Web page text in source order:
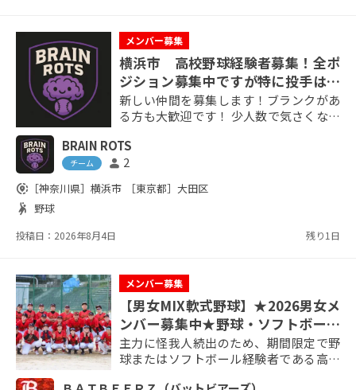
メンバー募集
横浜市 高校野球経験者募集！全ポ
ジション募集中ですが特に投手は大
歓迎です！
新しい仲間を募集します！ブランクがあ
る方も大歓迎です！ 少人数で気さくな人
馴染めます！ 現在は19歳～30歳が所属し
ています！ 【募集条件】 高校野球以上の
経験者 年齢：10〜30代くらいまで 学生の
方やお友達と一緒でも大歓迎です 【活動
県内 大田区（多摩川緑地野球場など）
BRAIN ROTS
チーム person 2
share_location ［神奈川県］ 横浜市 ［東京都］ 大田区
sports_handball 野球
投稿日：2026年8月4日 残り1日
メンバー募集
【男女MIX軟式野球】★2026男女メ
ンバー募集中★野球・ソフトボール
経験者の女性プレイヤー大歓迎★
主力に怪我人続出のため、期間限定で野
球またはソフトボール経験者である高校